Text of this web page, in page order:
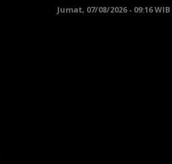
Jumat, 07/08/2026 - 09:16 WIB